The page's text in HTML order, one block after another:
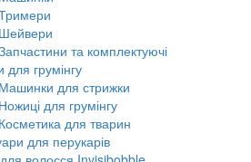
Шейвери
та комплектуючі
для грумінгу
Машинки для стрижки
Ножиці для грумінгу
Косметика для тварин
для перукарів